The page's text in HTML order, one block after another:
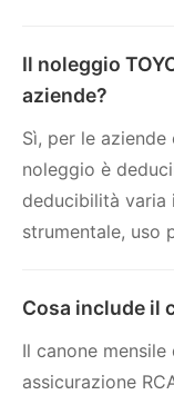
Il noleggio
aziende?
Sì, per le
noleggio è
deducibilità varia
strumentale, uso
Cosa include il
Il canone mensile
assicurazione